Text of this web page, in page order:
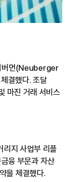
버먼(Neuberger
결했다. 조달
마진 거래 서비스
리지 사업부 리플
융 부문과 자산
체결했다.